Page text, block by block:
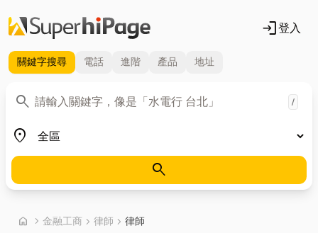
login登入
關鍵字搜尋 電話 進階 產品 地址
search
關鍵字 /
place
地區
search
home chevron_right 首頁
金融工商 chevron_right 律師 chevron_right 律師